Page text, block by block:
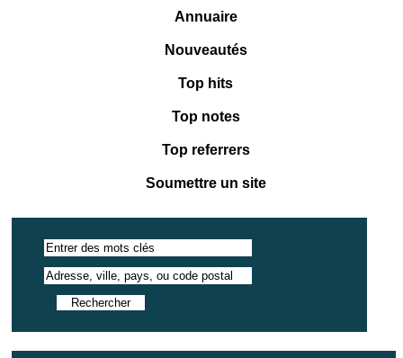
Annuaire
Nouveautés
Top hits
Top notes
Top referrers
Soumettre un site